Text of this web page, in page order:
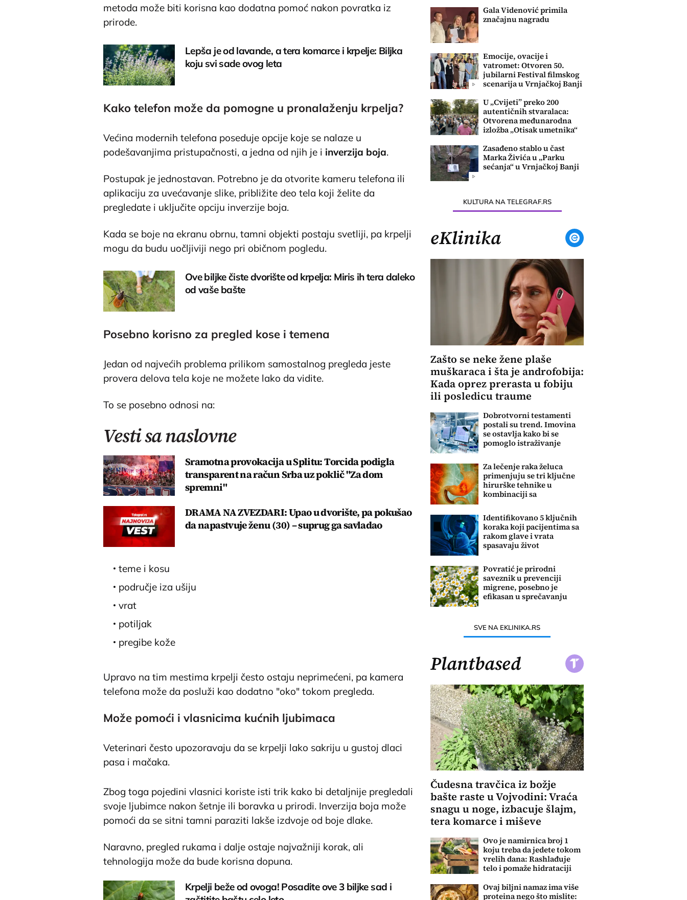
metoda može biti korisna kao dodatna pomoć nakon povratka iz
prirode.
Lepša je od lavande, a tera komarce i krpelje: Biljka
koju svi sade ovog leta
Kako telefon može da pomogne u pronalaženju krpelja?
Većina modernih telefona poseduje opcije koje se nalaze u
podešavanjima pristupačnosti, a jedna od njih je i inverzija boja.
Postupak je jednostavan. Potrebno je da otvorite kameru telefona ili
aplikaciju za uvećavanje slike, približite deo tela koji želite da
pregledate i uključite opciju inverzije boja.
Kada se boje na ekranu obrnu, tamni objekti postaju svetliji, pa krpelji
mogu da budu uočljiviji nego pri običnom pogledu.
Ove biljke čiste dvorište od krpelja: Miris ih tera daleko
od vaše bašte
Posebno korisno za pregled kose i temena
Jedan od najvećih problema prilikom samostalnog pregleda jeste
provera delova tela koje ne možete lako da vidite.
To se posebno odnosi na:
Vesti sa naslovne
Sramotna provokacija u Splitu: Torcida podigla
transparent na račun Srba uz poklič "Za dom
spremni"
DRAMA NA ZVEZDARI: Upao u dvorište, pa pokušao
da napastvuje ženu (30) – suprug ga savladao
teme i kosu
područje iza ušiju
vrat
potiljak
pregibe kože
Upravo na tim mestima krpelji često ostaju neprimećeni, pa kamera
telefona može da posluži kao dodatno "oko" tokom pregleda.
Može pomoći i vlasnicima kućnih ljubimaca
Veterinari često upozoravaju da se krpelji lako sakriju u gustoj dlaci
pasa i mačaka.
Zbog toga pojedini vlasnici koriste isti trik kako bi detaljnije pregledali
svoje ljubimce nakon šetnje ili boravka u prirodi. Inverzija boja može
pomoći da se sitni tamni paraziti lakše izdvoje od boje dlake.
Naravno, pregled rukama i dalje ostaje najvažniji korak, ali
tehnologija može da bude korisna dopuna.
Krpelji beže od ovoga! Posadite ove 3 biljke sad i
Gala Videnović primila
značajnu nagradu
Emocije, ovacije i
vatromet: Otvoren 50.
jubilarni Festival filmskog
scenarija u Vrnjačkoj Banji
U „Cvijeti” preko 200
autentičnih stvaralaca:
Otvorena međunarodna
izložba „Otisak umetnika“
Zasađeno stablo u čast
Marka Živića u „Parku
sećanja“ u Vrnjačkoj Banji
KULTURA NA TELEGRAF.RS
eKlinika
Zašto se neke žene plaše
muškaraca i šta je androfobija:
Kada oprez prerasta u fobiju
ili posledicu traume
Dobrotvorni testamenti
postali su trend. Imovina
se ostavlja kako bi se
pomoglo istraživanje
Za lečenje raka želuca
primenjuju se tri ključne
hirurške tehnike u
kombinaciji sa
Identifikovano 5 ključnih
koraka koji pacijentima sa
rakom glave i vrata
spasavaju život
Povratić je prirodni
saveznik u prevenciji
migrene, posebno je
efikasan u sprečavanju
SVE NA EKLINIKA.RS
Plantbased
Čudesna travčica iz božje
bašte raste u Vojvodini: Vraća
snagu u noge, izbacuje šlajm,
tera komarce i miševe
Ovo je namirnica broj 1
koju treba da jedete tokom
vrelih dana: Rashlađuje
telo i pomaže hidrataciji
Ovaj biljni namaz ima više
proteina nego što mislite: